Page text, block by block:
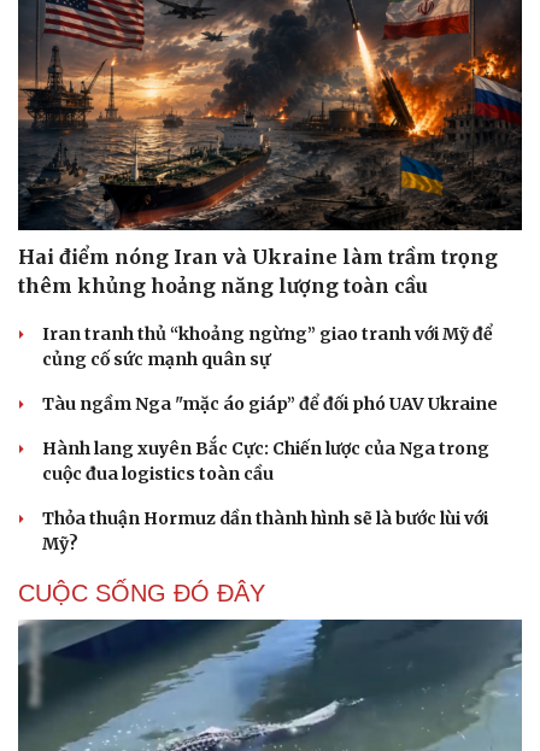
Hai điểm nóng Iran và Ukraine làm trầm trọng
thêm khủng hoảng năng lượng toàn cầu
Iran tranh thủ “khoảng ngừng” giao tranh với Mỹ để
củng cố sức mạnh quân sự
Tàu ngầm Nga "mặc áo giáp” để đối phó UAV Ukraine
Hành lang xuyên Bắc Cực: Chiến lược của Nga trong
cuộc đua logistics toàn cầu
Thỏa thuận Hormuz dần thành hình sẽ là bước lùi với
Mỹ?
CUỘC SỐNG ĐÓ ĐÂY